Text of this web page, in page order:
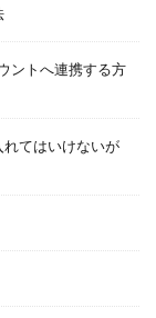
ントへ連携する方
てはいけないが